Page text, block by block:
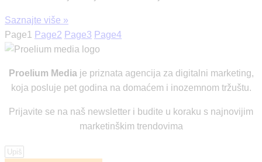
Saznajte više »
Page1 Page2 Page3 Page4
Proelium Media je priznata agencija za digitalni marketing,
koja posluje pet godina na domaćem i inozemnom tržuštu.
Prijavite se na naš newsletter i budite u koraku s najnovijim
marketinškim trendovima